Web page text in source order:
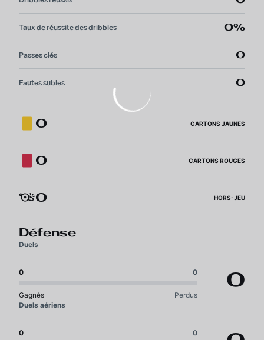
Taux de réussite des dribbles 0%
Passes clés 0
Fautes subies 0
0 CARTONS JAUNES
0 CARTONS ROUGES
0 HORS-JEU
Défense
Duels
0 0
Gagnés Perdus
0
Duels aériens
0 0